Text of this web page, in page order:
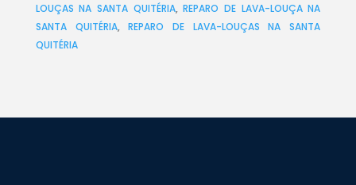
LOUÇAS NA SANTA QUITÉRIA,REPARO DE LAVA-LOUÇA NA
SANTA QUITÉRIA,REPARO DE LAVA-LOUÇAS NA SANTA
QUITÉRIA